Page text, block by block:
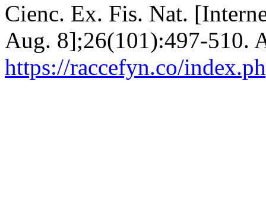
Cienc. Ex. Fis. Nat.
Aug. 8];26(101):497-510.
https://raccefyn.co/